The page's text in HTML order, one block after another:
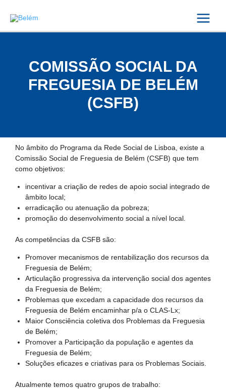
Menu
COMISSÃO SOCIAL DA
FREGUESIA DE BELÉM
(CSFB)
No âmbito do Programa da Rede Social de Lisboa, existe a
Comissão Social de Freguesia de Belém (CSFB) que tem
como objetivos:
incentivar a criação de redes de apoio social integrado de
âmbito local;
erradicação ou atenuação da pobreza;
promoção do desenvolvimento social a nível local.
As competências da CSFB são:
Promover mecanismos de rentabilização dos recursos da
Freguesia de Belém;
Articulação progressiva da intervenção social dos agentes
da Freguesia de Belém;
Problemas que excedam a capacidade dos recursos da
Freguesia de Belém encaminhar p/a o CLAS-Lx;
Maior Consciência coletiva dos Problemas da Freguesia
de Belém;
Promover a Participação da população e agentes da
Freguesia de Belém;
Soluções eficazes e criativas para os Problemas Sociais.
Atualmente temos quatro grupos de trabalho: